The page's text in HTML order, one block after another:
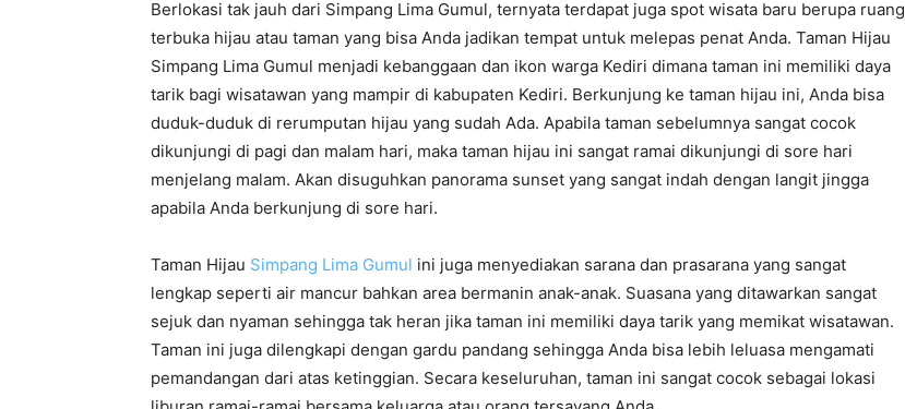
Berlokasi tak jauh dari Simpang Lima Gumul, ternyata terdapat juga spot wisata baru berupa ruang
terbuka hijau atau taman yang bisa Anda jadikan tempat untuk melepas penat Anda. Taman Hijau
Simpang Lima Gumul menjadi kebanggaan dan ikon warga Kediri dimana taman ini memiliki daya
tarik bagi wisatawan yang mampir di kabupaten Kediri. Berkunjung ke taman hijau ini, Anda bisa
duduk-duduk di rerumputan hijau yang sudah Ada. Apabila taman sebelumnya sangat cocok
dikunjungi di pagi dan malam hari, maka taman hijau ini sangat ramai dikunjungi di sore hari
menjelang malam. Akan disuguhkan panorama sunset yang sangat indah dengan langit jingga
apabila Anda berkunjung di sore hari.
Taman Hijau Simpang Lima Gumul ini juga menyediakan sarana dan prasarana yang sangat
lengkap seperti air mancur bahkan area bermanin anak-anak. Suasana yang ditawarkan sangat
sejuk dan nyaman sehingga tak heran jika taman ini memiliki daya tarik yang memikat wisatawan.
Taman ini juga dilengkapi dengan gardu pandang sehingga Anda bisa lebih leluasa mengamati
pemandangan dari atas ketinggian. Secara keseluruhan, taman ini sangat cocok sebagai lokasi